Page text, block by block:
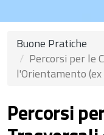
Buone Pratiche
Percorsi per le
l'Orientamento (ex
Percorsi